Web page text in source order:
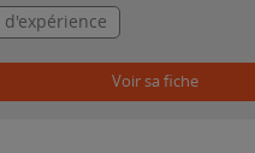
d'expérience
Voir sa fiche